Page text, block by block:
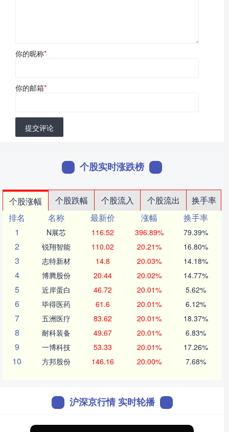
你的昵称*
你的邮箱*
提交评论
个股实时涨跌榜
个股涨幅 个股跌幅 个股流入 个股流出
换手率
排名
名称 最新价 涨幅
换手率
1
N展芯 116.52 396.89% 79.39%
2 锐翔智能 110.02 20.21% 16.80%
3 志特新材 14.8 20.03% 14.18%
4 博腾股份 20.44 20.02% 14.77%
5 近岸蛋白 46.72 20.01% 5.62%
6 毕得医药 61.6 20.01% 6.12%
7 五洲医疗 83.62 20.01% 18.37%
8 耐科装备 49.67 20.01% 6.83%
9 一博科技 53.33 20.01% 17.26%
10 方邦股份 146.16 20.00% 7.68%
沪深京行情 实时轮播